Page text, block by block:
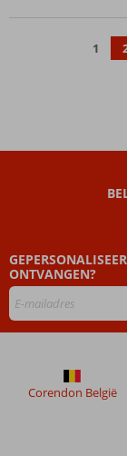
Fijn voor
service en
gemoedelijke
Geniet van
Spaanse
buffetrestaurant
1
ONTVANGEN?
Corendon België